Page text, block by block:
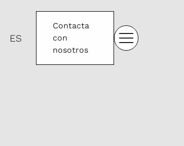
ES
Contacta
con
nosotros